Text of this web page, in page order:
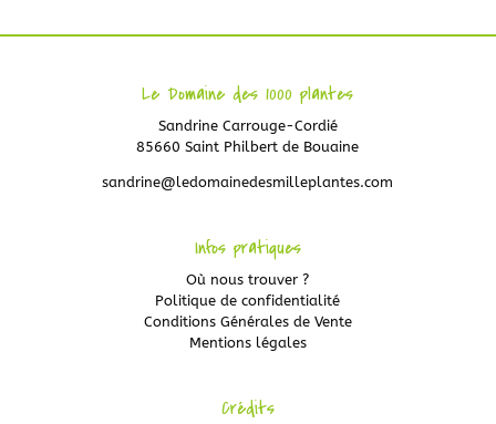
Le Domaine des 1000 plantes
Sandrine Carrouge-Cordié
85660 Saint Philbert de Bouaine
sandrine@ledomainedesmilleplantes.com
Infos pratiques
Où nous trouver ?
Politique de confidentialité
Conditions Générales de Vente
Mentions légales
Crédits